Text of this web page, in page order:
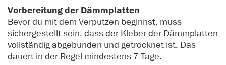
Vorbereitung der Dämmplatten
Bevor du mit dem Verputzen beginnst, muss
sichergestellt sein, dass der Kleber der Dämmplatten
vollständig abgebunden und getrocknet ist. Das
dauert in der Regel mindestens 7 Tage.